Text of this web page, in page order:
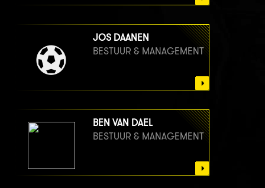
JOS DAANEN
BESTUUR & MANAGEMENT
BEN VAN DAEL
BESTUUR & MANAGEMENT